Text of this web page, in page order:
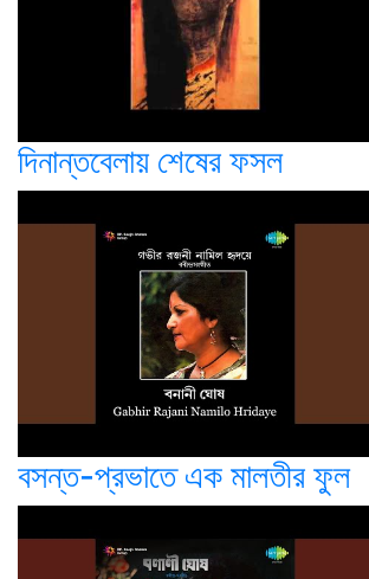
দিনান্তবেলায় শেষের ফসল
বসন্ত-প্রভাতে এক মালতীর ফুল